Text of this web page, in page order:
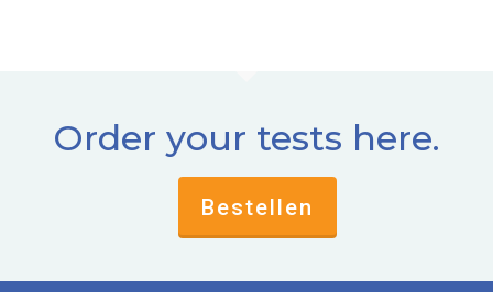
Order your tests here.
Bestellen